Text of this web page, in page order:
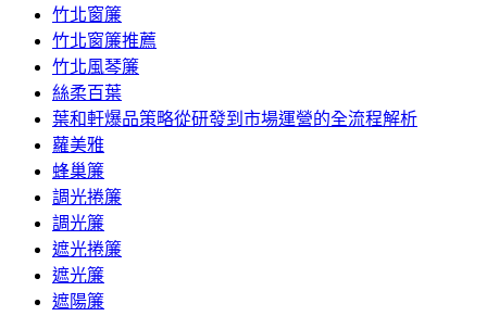
竹北窗簾
竹北窗簾推薦
竹北風琴簾
絲柔百葉
葉和軒爆品策略從研發到市場運營的全流程解析
蘿美雅
蜂巢簾
調光捲簾
調光簾
遮光捲簾
遮光簾
遮陽簾